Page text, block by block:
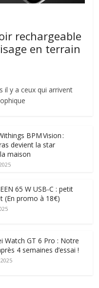
rechargeable
en terrain
il y a ceux qui arrivent
BPM Vision :
devient la star
maison
65 W USB-C : petit
(En promo à 18€)
Watch GT 6 Pro : Notre
4 semaines d’essai !